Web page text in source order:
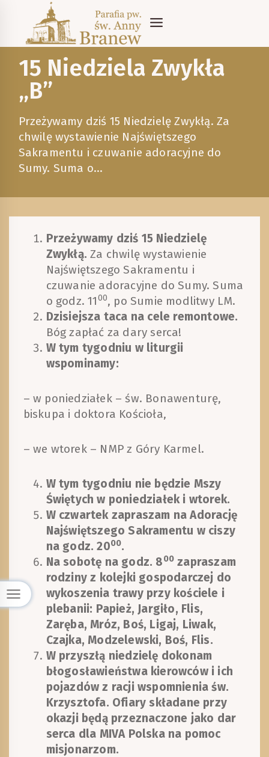
content
15 Niedziela Zwykła
„B”
Przeżywamy dziś 15 Niedzielę Zwykłą. Za
chwilę wystawienie Najświętszego
Sakramentu i czuwanie adoracyjne do
Sumy. Suma o…
Przeżywamy dziś 15 Niedzielę
Zwykłą.Za chwilę wystawienie
Najświętszego Sakramentu i
czuwanie adoracyjne do Sumy. Suma
o godz. 1100, po Sumie modlitwy LM.
Dzisiejsza taca na cele remontowe.
Bóg zapłać za dary serca!
W tym tygodniu w liturgii
wspominamy:
– w poniedziałek – św. Bonawenturę,
biskupa i doktora Kościoła,
– we wtorek – NMP z Góry Karmel.
W tym tygodniu nie będzie Mszy
Świętych w poniedziałek i wtorek.
W czwartek zapraszam na Adorację
Najświętszego Sakramentu w ciszy
na godz. 2000.
Na sobotę na godz. 800zapraszam
rodziny z kolejki gospodarczej do
wykoszenia trawy przy kościele i
plebanii: Papież, Jargiło, Flis,
Zaręba, Mróz, Boś, Ligaj, Liwak,
Czajka, Modzelewski, Boś, Flis.
W przyszłą niedzielę dokonam
błogosławieństwa kierowców i ich
pojazdów z racji wspomnienia św.
Krzysztofa. Ofiary składane przy
okazji będą przeznaczone jako dar
serca dla MIVA Polska na pomoc
misjonarzom.